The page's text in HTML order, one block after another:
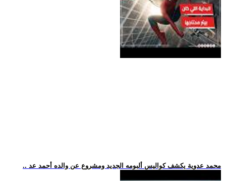
.. محمد عدوية يكشف كواليس ألبومه الجديد ومشروع عن والده أحمد عد